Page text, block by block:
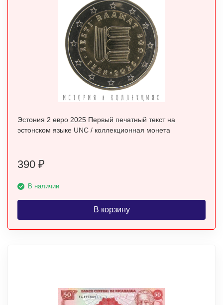
Эстония 2 евро 2025 Первый печатный текст на
эстонском языке UNC / коллекционная монета
390 ₽
В наличии
В корзину